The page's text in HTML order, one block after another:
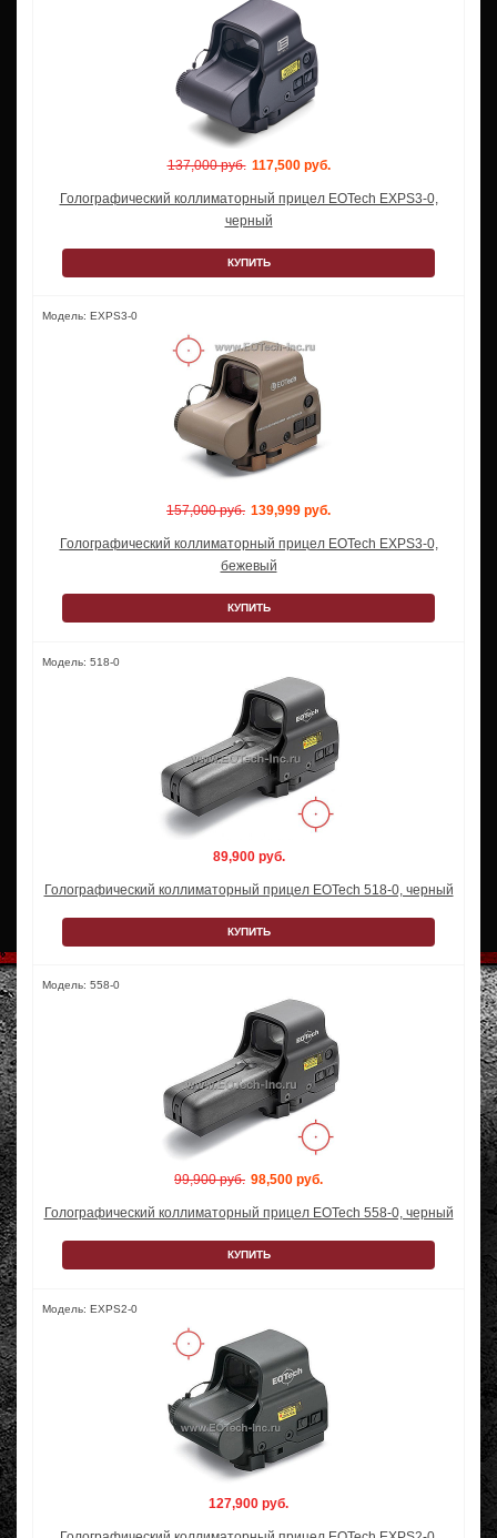
137,000 руб. 117,500 руб.
Голографический коллиматорный прицел EOTech EXPS3-0,
черный
КУПИТЬ
Модель: EXPS3-0
157,000 руб. 139,999 руб.
Голографический коллиматорный прицел EOTech EXPS3-0,
бежевый
КУПИТЬ
Модель: 518-0
89,900 руб.
Голографический коллиматорный прицел EOTech 518-0, черный
КУПИТЬ
Модель: 558-0
99,900 руб. 98,500 руб.
Голографический коллиматорный прицел EOTech 558-0, черный
КУПИТЬ
Модель: EXPS2-0
127,900 руб.